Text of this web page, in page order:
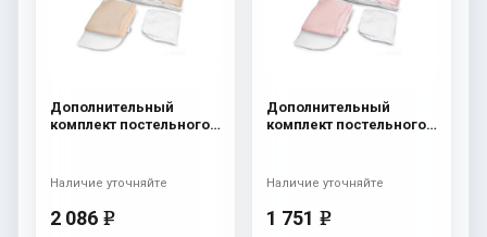
Дополнительный
комплект постельного
Бант
2 086 e
Наличие уточняйте
Дополнительный
комплект постельного
Мишки на луне
Розовый
1 751 e
Наличие уточняйте